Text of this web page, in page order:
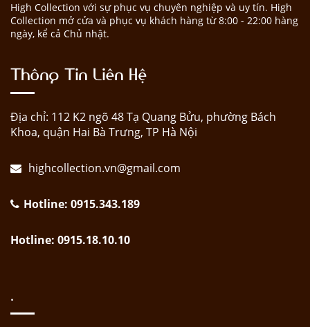
High Collection với sự phục vụ chuyên nghiệp và uy tín. High
Collection mở cửa và phục vụ khách hàng từ 8:00 - 22:00 hàng
ngày, kể cả Chủ nhật.
Thông Tin Liên Hệ
Địa chỉ: 112 K2 ngõ 48 Tạ Quang Bửu, phường Bách
Khoa, quận Hai Bà Trưng, TP Hà Nội
highcollection.vn@gmail.com
Hotline: 0915.343.189
Hotline: 0915.18.10.10
.